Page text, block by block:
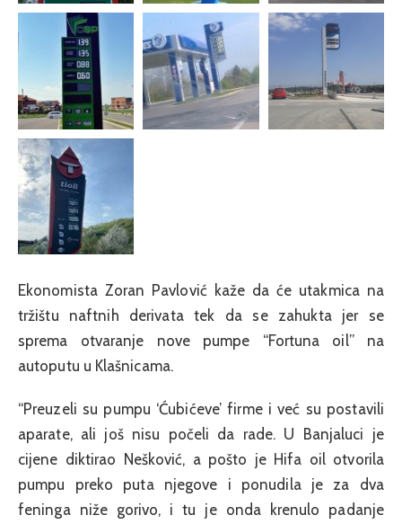
Ekonomista Zoran Pavlović kaže da će utakmica na
tržištu naftnih derivata tek da se zahukta jer se
sprema otvaranje nove pumpe “Fortuna oil” na
autoputu u Klašnicama.
“Preuzeli su pumpu ‘Ćubićeve’ firme i već su postavili
aparate, ali još nisu počeli da rade. U Banjaluci je
cijene diktirao Nešković, a pošto je Hifa oil otvorila
pumpu preko puta njegove i ponudila je za dva
feninga niže gorivo, i tu je onda krenulo padanje